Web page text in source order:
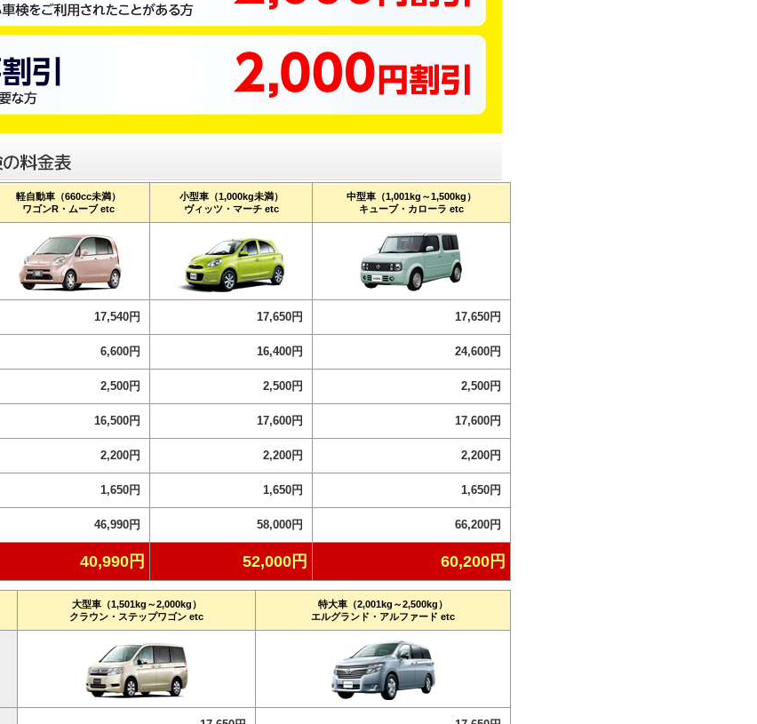
軽自動車（660cc未満）
ワゴンR・ムーブ etc
小型車（1,000kg未満）
ヴィッツ・マーチ etc
中型車（1,001kg～1,500kg）
キューブ・カローラ etc
17,540円 17,650円 17,650円
6,600円 16,400円 24,600円
2,500円 2,500円 2,500円
16,500円 17,600円 17,600円
2,200円 2,200円 2,200円
1,650円 1,650円 1,650円
46,990円 58,000円 66,200円
40,990円 52,000円 60,200円
大型車（1,501kg～2,000kg）
クラウン・ステップワゴン etc
特大車（2,001kg～2,500kg）
エルグランド・アルファード etc